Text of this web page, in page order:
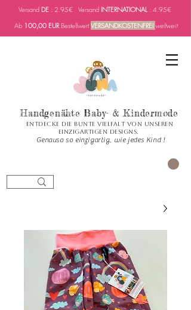
Versand DE : 2.95€ Versand INTERNATIONAL : 4.95€
Ab 100,00 EURBestellwertVERSANDKOSTENFREI weltweit
Handgenähte Baby- & Kindermode
Entdecke die bunte Vielfalt von unseren
einzigartigen Designs.
Genauso so einzigartig, wie jedes Kind !